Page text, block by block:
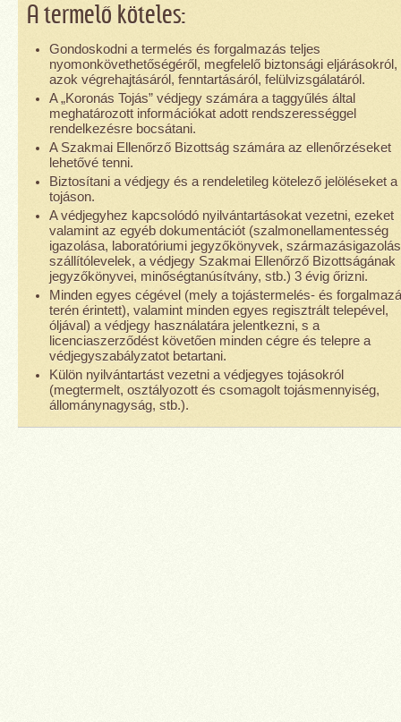
A termelő köteles:
Gondoskodni a termelés és forgalmazás teljes
nyomonkövethetőségéről, megfelelő biztonsági eljárásokról,
azok végrehajtásáról, fenntartásáról, felülvizsgálatáról.
A „Koronás Tojás” védjegy számára a taggyűlés által
meghatározott információkat adott rendszerességgel
rendelkezésre bocsátani.
A Szakmai Ellenőrző Bizottság számára az ellenőrzéseket
lehetővé tenni.
Biztosítani a védjegy és a rendeletileg kötelező jelöléseket a
tojáson.
A védjegyhez kapcsolódó nyilvántartásokat vezetni, ezeket
valamint az egyéb dokumentációt (szalmonellamentesség
igazolása, laboratóriumi jegyzőkönyvek,
szállítólevelek, a védjegy Szakmai Ellenőrző Bizottságának
jegyzőkönyvei, minőségtanúsítvány, stb.) 3 évig őrizni.
Minden egyes cégével (mely a tojástermelés- és
terén érintett), valamint minden egyes regisztrált telepével,
óljával) a védjegy használatára jelentkezni, s a
licenciaszerződést követően minden cégre és telepre a
védjegyszabályzatot betartani.
Külön nyilvántartást vezetni a védjegyes tojásokról
(megtermelt, osztályozott és csomagolt tojásmennyiség,
állománynagyság, stb.).